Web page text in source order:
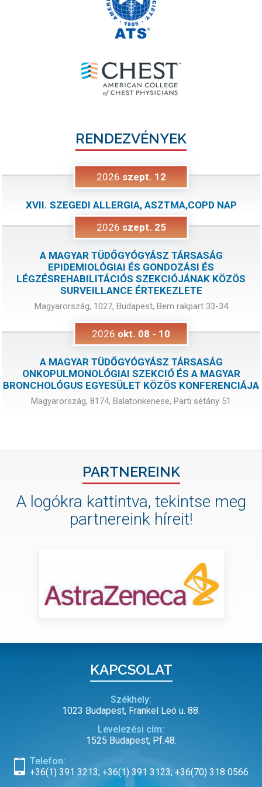
RENDEZVÉNYEK
2026 szept. 12
XVII. SZEGEDI ALLERGIA, ASZTMA,COPD NAP
2026 szept. 25
A MAGYAR TÜDŐGYÓGYÁSZ TÁRSASÁG
EPIDEMIOLÓGIAI ÉS GONDOZÁSI ÉS
LÉGZÉSREHABILITÁCIÓS SZEKCIÓJÁNAK KÖZÖS
SURVEILLANCE ÉRTEKEZLETE
Magyarország, 1027, Budapest, Bem rakpart 33-34
2026 okt. 08 - 10
A MAGYAR TÜDŐGYÓGYÁSZ TÁRSASÁG
ONKOPULMONOLÓGIAI SZEKCIÓ ÉS A MAGYAR
BRONCHOLÓGUS EGYESÜLET KÖZÖS KONFERENCIÁJA
Magyarország, 8174, Balatonkenese, Parti sétány 51
PARTNEREINK
A logókra kattintva, tekintse meg
partnereink híreit!
KAPCSOLAT
Székhely:
1023 Budapest, Frankel Leó u. 88.
Levelezési cím:
1525 Budapest, Pf.48.
Telefon:
+36(1) 391 3213; +36(1) 391 3123; +36(70) 318 0566